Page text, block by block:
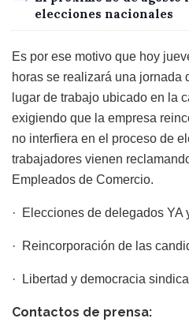
elecciones nacionales
Es por ese motivo que hoy
horas se realizará una jornada
lugar de trabajo ubicado en la
exigiendo que la empresa
no interfiera en el proceso de
trabajadores vienen
Empleados de Comercio.
· Elecciones de delegados YA
· Reincorporación de las
· Libertad y democracia sindical
Contactos de prensa: